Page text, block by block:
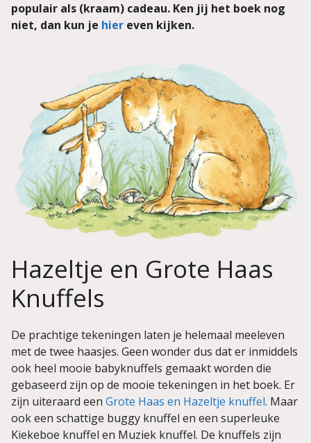
populair als (kraam) cadeau. Ken jij het boek nog
niet, dan kun je hier even kijken.
Hazeltje en Grote Haas
Knuffels
De prachtige tekeningen laten je helemaal meeleven
met de twee haasjes. Geen wonder dus dat er inmiddels
ook heel mooie babyknuffels gemaakt worden die
gebaseerd zijn op de mooie tekeningen in het boek. Er
zijn uiteraard een Grote Haas en Hazeltje knuffel. Maar
ook een schattige buggy knuffel en een superleuke
Kiekeboe knuffel en Muziek knuffel. De knuffels zijn